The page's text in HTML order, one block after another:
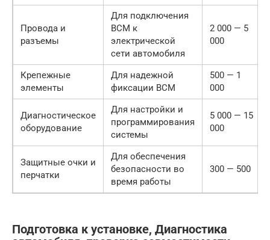
Провода и
разъемы
Для подключения
BCM к
электрической
сети автомобиля
2 000 — 5
000
Крепежные
элементы
Для надежной
фиксации BCM
500 — 1
000
Диагностическое
оборудование
Для настройки и
программирования
системы
5 000 — 15
000
Защитные очки и
перчатки
Для обеспечения
безопасности во
время работы
300 — 500
Подготовка к установке, Диагностика